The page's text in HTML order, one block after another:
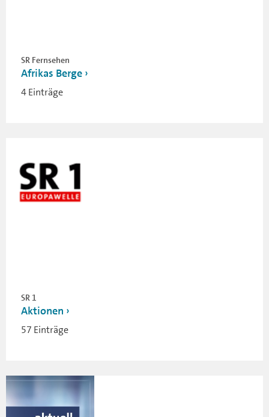
SR Fernsehen
Afrikas Berge
4 Einträge
SR 1
Aktionen
57 Einträge